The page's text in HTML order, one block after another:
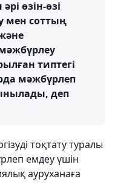
өзін-өзі
мен соттың
типтегі
мәжбүрлеп
деп
тоқтату туралы
емдеу үшін
ауруханаға